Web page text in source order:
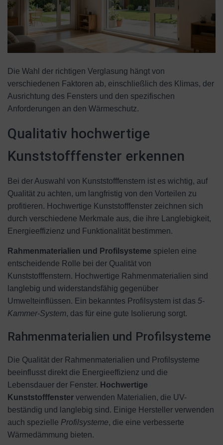
Die Wahl der richtigen Verglasung hängt von
verschiedenen Faktoren ab, einschließlich des Klimas, der
Ausrichtung des Fensters und den spezifischen
Anforderungen an den Wärmeschutz.
Qualitativ hochwertige
Kunststofffenster erkennen
Bei der Auswahl von Kunststofffenstern ist es wichtig, auf
Qualität zu achten, um langfristig von den Vorteilen zu
profitieren. Hochwertige Kunststofffenster zeichnen sich
durch verschiedene Merkmale aus, die ihre Langlebigkeit,
Energieeffizienz und Funktionalität bestimmen.
Rahmenmaterialien und Profilsysteme spielen eine
entscheidende Rolle bei der Qualität von
Kunststofffenstern. Hochwertige Rahmenmaterialien sind
langlebig und widerstandsfähig gegenüber
Umwelteinflüssen. Ein bekanntes Profilsystem ist das 5-
Kammer-System, das für eine gute Isolierung sorgt.
Rahmenmaterialien und Profilsysteme
Die Qualität der Rahmenmaterialien und Profilsysteme
beeinflusst direkt die Energieeffizienz und die
Lebensdauer der Fenster. Hochwertige
Kunststofffenster verwenden Materialien, die UV-
beständig und langlebig sind. Einige Hersteller verwenden
auch spezielle Profilsysteme, die eine verbesserte
Wärmedämmung bieten.